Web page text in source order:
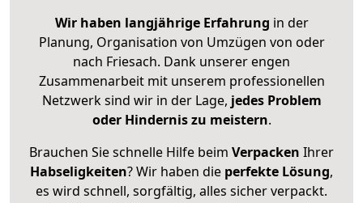
Wir haben langjährige Erfahrung in der
Planung, Organisation von Umzügen von oder
nach Friesach. Dank unserer engen
Zusammenarbeit mit unserem professionellen
Netzwerk sind wir in der Lage, jedes Problem
oder Hindernis zu meistern.
Brauchen Sie schnelle Hilfe beim Verpacken Ihrer
Habseligkeiten? Wir haben die perfekte Lösung,
es wird schnell, sorgfältig, alles sicher verpackt.